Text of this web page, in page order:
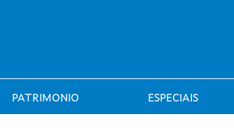
PATRIMONIO ESPECIAIS